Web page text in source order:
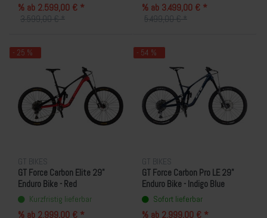
% ab 2.599,00 € *
3.599,00 € *
% ab 3.499,00 € *
5.499,00 € *
- 25 %
GT BIKES
GT Force Carbon Elite 29"
Enduro Bike - Red
Kurzfristig lieferbar
% ab 2.999,00 € *
- 54 %
GT BIKES
GT Force Carbon Pro LE 29"
Enduro Bike - Indigo Blue
Sofort lieferbar
% ab 2.999,00 € *